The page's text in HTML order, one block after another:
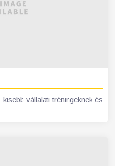
vállalati tréningeknek és